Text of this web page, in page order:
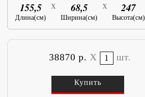
155,5
Длина(см)
X 68,5
Ширина(см)
X 247
Высота(см)
38870 р. X шт.
Купить